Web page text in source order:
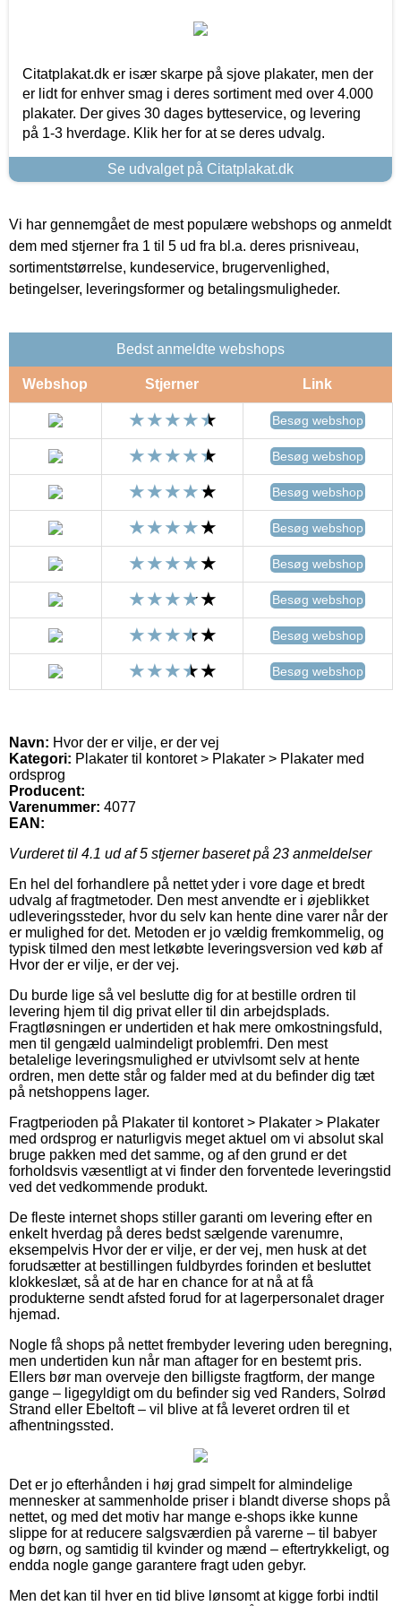
Citatplakat.dk er især skarpe på sjove plakater, men der
er lidt for enhver smag i deres sortiment med over 4.000
plakater. Der gives 30 dages bytteservice, og levering
på 1-3 hverdage. Klik her for at se deres udvalg.
Se udvalget på Citatplakat.dk
Vi har gennemgået de mest populære webshops og anmeldt
dem med stjerner fra 1 til 5 ud fra bl.a. deres prisniveau,
sortimentstørrelse, kundeservice, brugervenlighed,
betingelser, leveringsformer og betalingsmuligheder.
Bedst anmeldte webshops
Webshop Stjerner Link
Besøg webshop
Besøg webshop
Besøg webshop
Besøg webshop
Besøg webshop
Besøg webshop
Besøg webshop
Besøg webshop
Navn: Hvor der er vilje, er der vej
Kategori: Plakater til kontoret > Plakater > Plakater med
ordsprog
Producent:
Varenummer: 4077
EAN:
Vurderet til 4.1 ud af 5 stjerner baseret på 23 anmeldelser
En hel del forhandlere på nettet yder i vore dage et bredt
udvalg af fragtmetoder. Den mest anvendte er i øjeblikket
udleveringssteder, hvor du selv kan hente dine varer når der
er mulighed for det. Metoden er jo vældig fremkommelig, og
typisk tilmed den mest letkøbte leveringsversion ved køb af
Hvor der er vilje, er der vej.
Du burde lige så vel beslutte dig for at bestille ordren til
levering hjem til dig privat eller til din arbejdsplads.
Fragtløsningen er undertiden et hak mere omkostningsfuld,
men til gengæld ualmindeligt problemfri. Den mest
betalelige leveringsmulighed er utvivlsomt selv at hente
ordren, men dette står og falder med at du befinder dig tæt
på netshoppens lager.
Fragtperioden på Plakater til kontoret > Plakater > Plakater
med ordsprog er naturligvis meget aktuel om vi absolut skal
bruge pakken med det samme, og af den grund er det
forholdsvis væsentligt at vi finder den forventede leveringstid
ved det vedkommende produkt.
De fleste internet shops stiller garanti om levering efter en
enkelt hverdag på deres bedst sælgende varenumre,
eksempelvis Hvor der er vilje, er der vej, men husk at det
forudsætter at bestillingen fuldbyrdes forinden et besluttet
klokkeslæt, så at de har en chance for at nå at få
produkterne sendt afsted forud for at lagerpersonalet drager
hjemad.
Nogle få shops på nettet frembyder levering uden beregning,
men undertiden kun når man aftager for en bestemt pris.
Ellers bør man overveje den billigste fragtform, der mange
gange – ligegyldigt om du befinder sig ved Randers, Solrød
Strand eller Ebeltoft – vil blive at få leveret ordren til et
afhentningssted.
Det er jo efterhånden i høj grad simpelt for almindelige
mennesker at sammenholde priser i blandt diverse shops på
nettet, og med det motiv har mange e-shops ikke kunne
slippe for at reducere salgsværdien på varerne – til babyer
og børn, og samtidig til kvinder og mænd – eftertrykkeligt, og
endda nogle gange garantere fragt uden gebyr.
Men det kan til hver en tid blive lønsomt at kigge forbi indtil